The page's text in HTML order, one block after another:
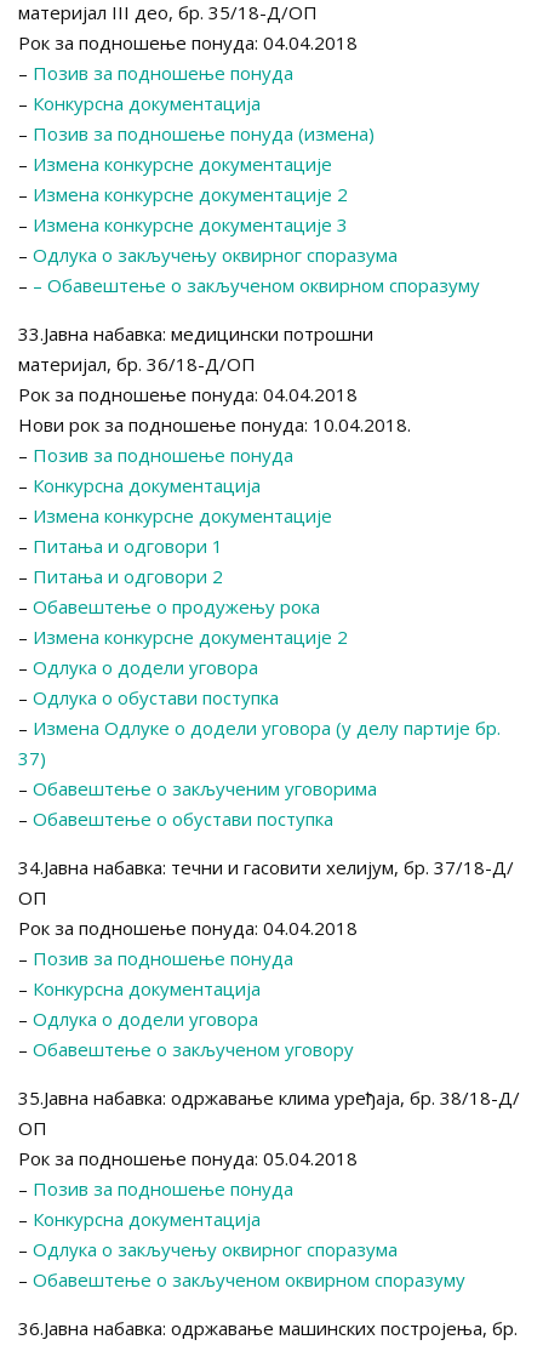
материјал III део, бр. 35/18-Д/ОП
Рок за подношење понуда: 04.04.2018
– Позив за подношење понуда
– Конкурсна документација
– Позив за подношење понуда (измена)
– Измена конкурсне документације
– Измена конкурсне документације 2
– Измена конкурсне документације 3
– Одлука о закључењу оквирног споразума
– – Обавештење о закљученом оквирном споразуму
33.Јавна набавка: медицински потрошни
материјал, бр. 36/18-Д/ОП
Рок за подношење понуда: 04.04.2018
Нови рок за подношење понуда: 10.04.2018.
– Позив за подношење понуда
– Конкурсна документација
– Измена конкурсне документације
– Питања и одговори 1
– Питања и одговори 2
– Обавештење о продужењу рока
– Измена конкурсне документације 2
– Одлука о додели уговора
– Одлука о обустави поступка
– Измена Одлуке о додели уговора (у делу партије бр.
37)
– Обавештење о закљученим уговорима
– Обавештење о обустави поступка
34.Јавна набавка: течни и гасовити хелијум, бр. 37/18-Д/
ОП
Рок за подношење понуда: 04.04.2018
– Позив за подношење понуда
– Конкурсна документација
– Одлука о додели уговора
– Обавештење о закљученом уговору
35.Јавна набавка: одржавање клима уређаја, бр. 38/18-Д/
ОП
Рок за подношење понуда: 05.04.2018
– Позив за подношење понуда
– Конкурсна документација
– Одлука о закључењу оквирног споразума
– Обавештење о закљученом оквирном споразуму
36.Јавна набавка: одржавање машинских постројења, бр.